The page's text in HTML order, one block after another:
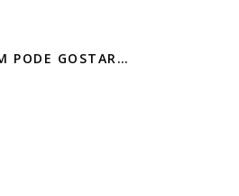
PODE GOSTAR…